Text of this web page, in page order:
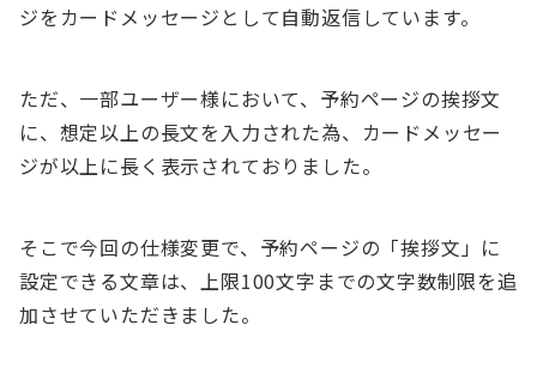
ジをカードメッセージとして自動返信しています。
ただ、一部ユーザー様において、予約ページの挨拶文
に、想定以上の長文を入力された為、カードメッセー
ジが以上に長く表示されておりました。
そこで今回の仕様変更で、予約ページの「挨拶文」に
設定できる文章は、上限100文字までの文字数制限を追
加させていただきました。